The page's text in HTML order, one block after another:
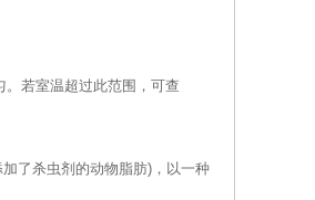
若室温超过此范围，可查
了杀虫剂的动物脂肪)，以一种